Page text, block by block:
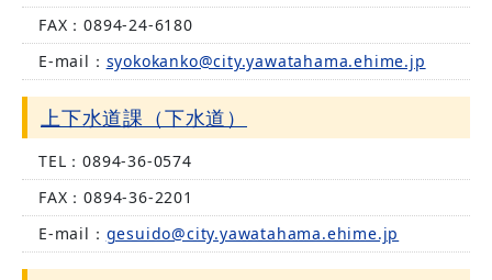
FAX：0894-24-6180
E-mail： syokokanko@city.yawatahama.ehime.jp
上下水道課（下水道）
TEL：0894-36-0574
FAX：0894-36-2201
E-mail： gesuido@city.yawatahama.ehime.jp